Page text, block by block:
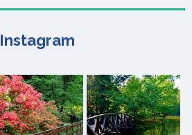
Instagram